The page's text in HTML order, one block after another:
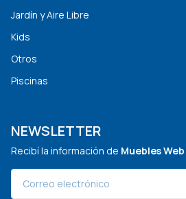
Jardín y Aire Libre
Kids
Otros
Piscinas
NEWSLETTER
Recibí la información de Muebles Web